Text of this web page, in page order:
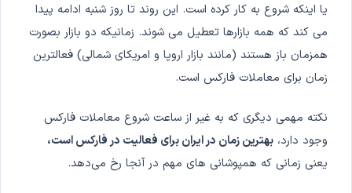
یا اینکه شروع به کار کرده است. این روند تا روز شنبه ادامه پیدا
می کند که همه بازارها تعطیل می شوند. زمانیکه دو بازار بصورت
همزمان باز هستند (مانند بازار اروپا و امریکای شمالی) فعالترین
زمان برای معاملات فارکس است.
نکته مهمی دیگری که به غیر از ساعت شروع معاملات فارکس
وجود دارد، بهترین زمان در ایران برای فعالیت در فارکس است،
یعنی زمانی که همپوشانی های مهم در آنجا رخ می‌دهد.